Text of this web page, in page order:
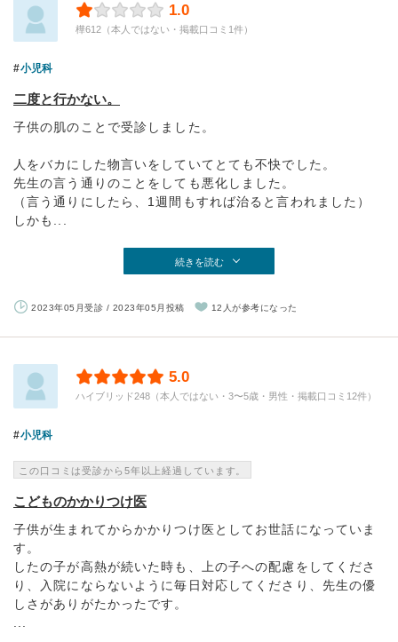
1.0
樺612（本人ではない・掲載口コミ1件）
小児科
二度と行かない。
子供の肌のことで受診しました。
人をバカにした物言いをしていてとても不快でした。
先生の言う通りのことをしても悪化しました。
（言う通りにしたら、1週間もすれば治ると言われました）
しかも...
続きを読む
2023年05月受診 / 2023年05月投稿 12人が参考になった
5.0
ハイブリッド248（本人ではない・3〜5歳・男性・掲載口コミ12件）
小児科
この口コミは受診から5年以上経過しています。
こどものかかりつけ医
子供が生まれてからかかりつけ医としてお世話になっていま
す。
したの子が高熱が続いた時も、上の子への配慮をしてくださ
り、入院にならないように毎日対応してくださり、先生の優
しさがありがたかったです。